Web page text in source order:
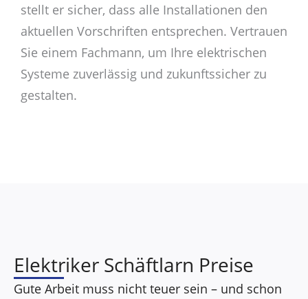
stellt er sicher, dass alle Installationen den
aktuellen Vorschriften entsprechen. Vertrauen
Sie einem Fachmann, um Ihre elektrischen
Systeme zuverlässig und zukunftssicher zu
gestalten.
Elektriker Schäftlarn Preise
Gute Arbeit muss nicht teuer sein – und schon